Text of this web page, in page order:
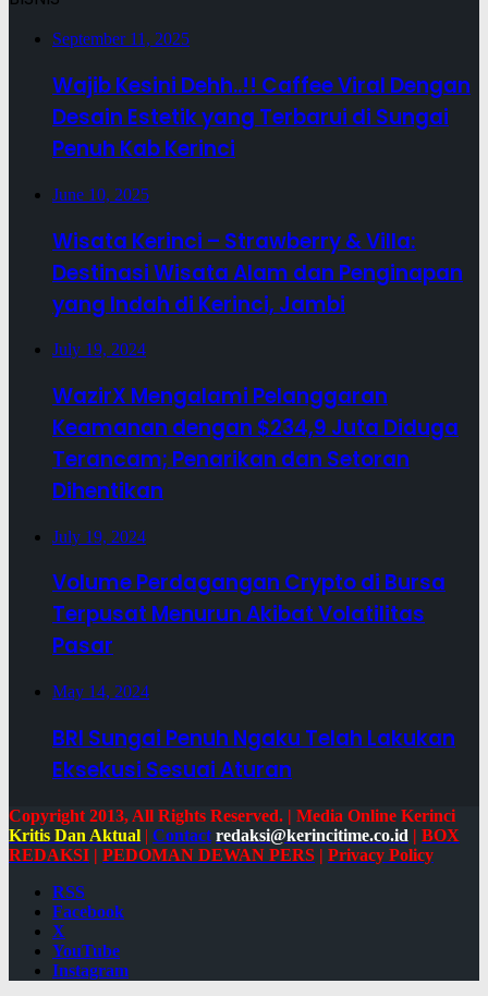
September 11, 2025
Wajib Kesini Dehh..!! Caffee Viral Dengan
Desain Estetik yang Terbarui di Sungai
Penuh Kab Kerinci
June 10, 2025
Wisata Kerinci – Strawberry & Villa:
Destinasi Wisata Alam dan Penginapan
yang Indah di Kerinci, Jambi
July 19, 2024
WazirX Mengalami Pelanggaran
Keamanan dengan $234,9 Juta Diduga
Terancam; Penarikan dan Setoran
Dihentikan
July 19, 2024
Volume Perdagangan Crypto di Bursa
Terpusat Menurun Akibat Volatilitas
Pasar
May 14, 2024
BRI Sungai Penuh Ngaku Telah Lakukan
Eksekusi Sesuai Aturan
Copyright 2013, All Rights Reserved. | Media Online Kerinci
Kritis Dan Aktual | Contact redaksi@kerincitime.co.id | BOX
REDAKSI | PEDOMAN DEWAN PERS | Privacy Policy
RSS
Facebook
X
YouTube
Instagram